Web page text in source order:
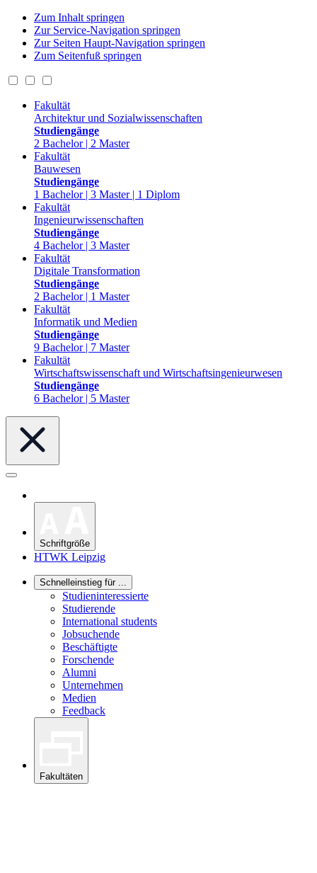
Zum Inhalt springen
Zur Service-Navigation springen
Zur Seiten Haupt-Navigation springen
Zum Seitenfuß springen
Fakultät
Architektur und Sozialwissenschaften
Studiengänge
2 Bachelor | 2 Master
Fakultät
Bauwesen
Studiengänge
1 Bachelor | 3 Master | 1 Diplom
Fakultät
Ingenieurwissenschaften
Studiengänge
4 Bachelor | 3 Master
Fakultät
Digitale Transformation
Studiengänge
2 Bachelor | 1 Master
Fakultät
Informatik und Medien
Studiengänge
9 Bachelor | 7 Master
Fakultät
Wirtschaftswissenschaft und Wirtschaftsingenieurwesen
Studiengänge
6 Bachelor | 5 Master
Schriftgröße
HTWK Leipzig
Schnelleinstieg für ...
Studieninteressierte
Studierende
International students
Jobsuchende
Beschäftigte
Forschende
Alumni
Unternehmen
Medien
Feedback
Fakultäten